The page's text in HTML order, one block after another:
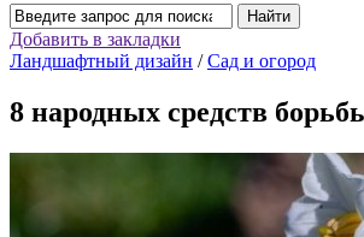
Найти
Добавить в закладки
Ландшафтный дизайн / Сад и огород
8 народных средств